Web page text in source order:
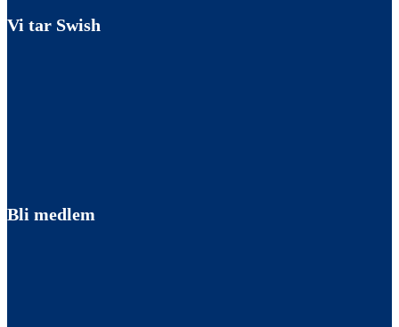
Vi tar Swish
Bli medlem